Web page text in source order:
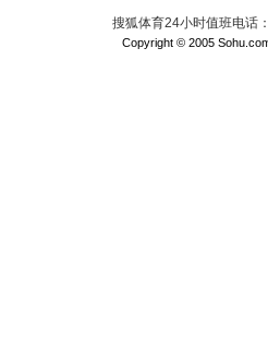
搜狐体育24小时值班电话
Copyright © 2005